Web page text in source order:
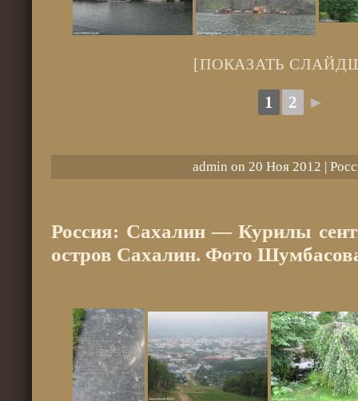
[ПОКАЗАТЬ
1 2 ►
admin on 20 Ноя 2012 |
Россия: Сахалин — Курилы
остров Сахалин. Фото